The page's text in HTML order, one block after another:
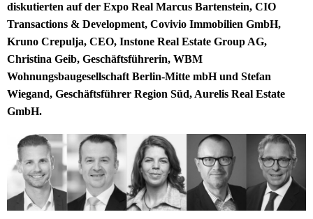
diskutierten auf der Expo Real Marcus Bartenstein, CIO
Transactions & Development, Covivio Immobilien GmbH,
Kruno Crepulja, CEO, Instone Real Estate Group AG,
Christina Geib, Geschäftsführerin, WBM
Wohnungsbaugesellschaft Berlin-Mitte mbH und Stefan
Wiegand, Geschäftsführer Region Süd, Aurelis Real Estate
GmbH.